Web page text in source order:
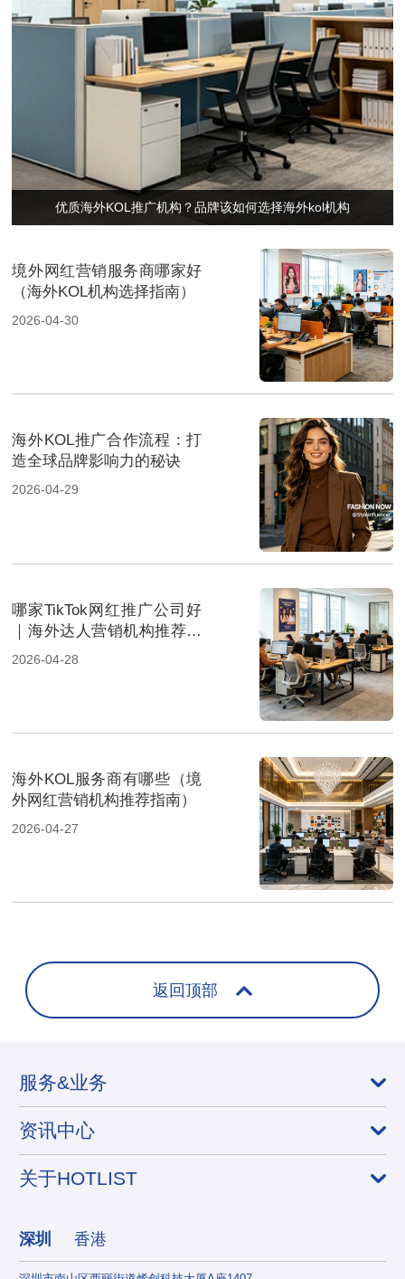
优质海外KOL推广机构？品牌该如何选择海外kol机构
境外网红营销服务商哪家好
（海外KOL机构选择指南）
2026-04-30
海外KOL推广合作流程：打
造全球品牌影响力的秘诀
2026-04-29
哪家TikTok网红推广公司好
｜海外达人营销机构推荐指
南
2026-04-28
海外KOL服务商有哪些（境
外网红营销机构推荐指南）
2026-04-27
返回顶部
服务&业务
资讯中心
关于HOTLIST
深圳 香港